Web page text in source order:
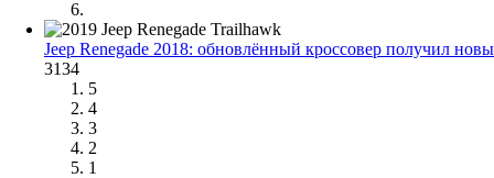
Jeep Renegade 2018: обновлённый кроссовер получил
3134
5
4
3
2
1